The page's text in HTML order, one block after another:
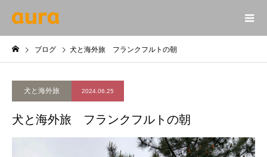
ブログ 犬と海外旅 フランクフルトの朝
犬と海外旅 2024.06.25
犬と海外旅 フランクフルトの朝